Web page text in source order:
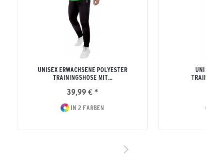
UNISEX ERWACHSENE POLYESTER
TRAININGSHOSE MIT...
39,99 € *
IN 2 FARBEN
UNISEX